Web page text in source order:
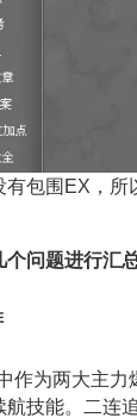
包围EX，所
问题进行汇
为两大主力
航技能。二连